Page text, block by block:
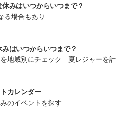
みはいつからいつまで？
る場合もあり
はいつからいつまで？
地域別にチェック！夏レジャーを計
カレンダー
のイベントを探す